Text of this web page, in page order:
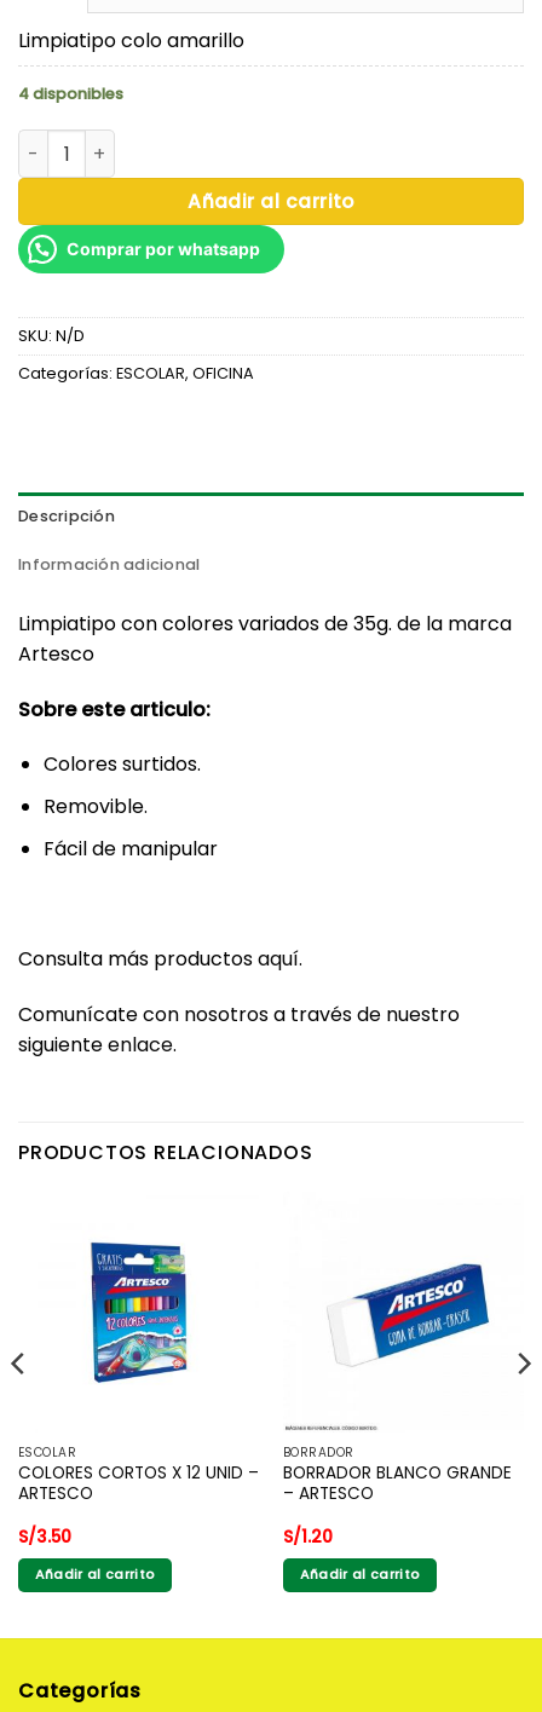
Limpiatipo colo amarillo
4 disponibles
LIMPIATIPO COLORES VARIADOS 35G - ARTESCO cantidad
Añadir al carrito
Comprar por whatsapp
SKU: N/D
Categorías: ESCOLAR, OFICINA
Descripción
Información adicional
Limpiatipo con colores variados de 35g. de la marca
Artesco
Sobre este articulo:
Colores surtidos.
Removible.
Fácil de manipular
Consulta más productosaquí.
Comunícate con nosotros a través de nuestro
siguienteenlace.
PRODUCTOS RELACIONADOS
ESCOLAR
COLORES CORTOS X 12 UNID –
ARTESCO
S/3.50
Añadir al carrito
BORRADOR
BORRADOR BLANCO GRANDE
– ARTESCO
S/1.20
Añadir al carrito
Categorías